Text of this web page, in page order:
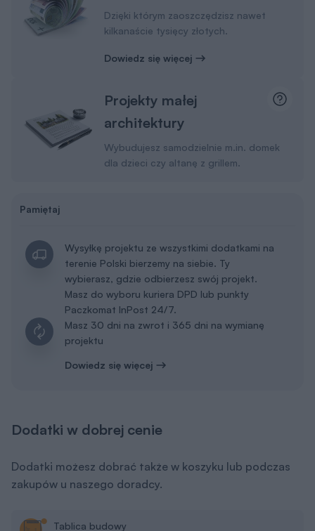
Dzięki którym zaoszczędzisz nawet
kilkanaście tysięcy złotych.
Dowiedz się więcej
Projekty małej
architektury
Wybudujesz samodzielnie m.in. domek
dla dzieci czy altanę z grillem.
Pamiętaj
Wysyłkę projektu ze wszystkimi dodatkami na
terenie Polski bierzemy na siebie. Ty
wybierasz, gdzie odbierzesz swój projekt.
Masz do wyboru kuriera DPD lub punkty
Paczkomat InPost 24/7.
Masz 30 dni na zwrot i 365 dni na wymianę
projektu
Dowiedz się więcej
Dodatki w dobrej cenie
Dodatki możesz dobrać także w koszyku lub podczas
zakupów u naszego doradcy.
Tablica budowy